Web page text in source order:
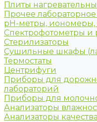
Плиты
Прочее
рН-метры, иономеры,
Спектрофотометры и
Стерилизаторы
Сушильные шкафы
Термостаты
Центрифуги
Приборы для
лабораторий
Приборы для
Анализаторы
Анализаторы